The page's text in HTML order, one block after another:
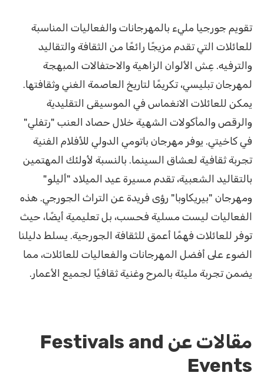
تقويم جورجيا مليء بالمهرجانات والفعاليات المناسبة
للعائلات التي تقدم مزيجًا رائعًا من الثقافة والتقاليد
والترفيه. عِش الألوان الزاهية والاحتفالات المبهجة
لمهرجان تبليسي، تكريمًا لتاريخ العاصمة الغني وثقافتها.
يمكن للعائلات الانغماس في الموسيقى التقليدية
والرقص والمأكولات الشهية خلال حصاد العنب "رتفلي"
في كاخيتي. يوفر مهرجان باتومي الدولي للأفلام الفنية
تجربة ثقافية لعشاق السينما. بالنسبة لأولئك المهتمين
بالتقاليد الشعبية، تقدم مسيرة عيد الميلاد "أليلو"
ومهرجان "بيريكاوبا" رؤى فريدة عن التراث الجورجي. هذه
الفعاليات ليست مسلية فحسب، بل تعليمية أيضًا، حيث
توفر للعائلات فهمًا أعمق للثقافة الجورجية. يسلط دليلنا
الضوء على أفضل المهرجانات والفعاليات للعائلات، مما
يضمن تجربة مليئة بالمرح وغنية ثقافيًا لجميع الأعمار.
مقالات عن Festivals and
Events